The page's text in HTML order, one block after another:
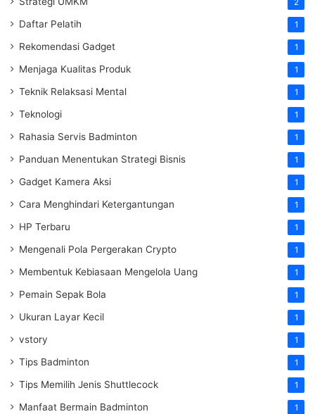
2
Daftar Pelatih 1
Rekomendasi Gadget 1
Menjaga Kualitas Produk 1
Teknik Relaksasi Mental 1
Teknologi 1
Rahasia Servis Badminton 1
Panduan Menentukan Strategi Bisnis 1
Gadget Kamera Aksi 1
Cara Menghindari Ketergantungan 1
HP Terbaru 1
Mengenali Pola Pergerakan Crypto 1
Membentuk Kebiasaan Mengelola Uang 1
Pemain Sepak Bola 1
Ukuran Layar Kecil 1
vstory 1
Tips Badminton 1
Tips Memilih Jenis Shuttlecock 1
Manfaat Bermain Badminton 1